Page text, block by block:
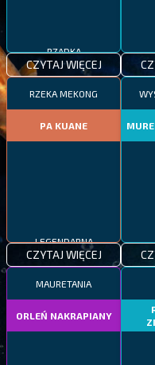
RZADKA
CZYTAJ WIĘCEJ
RZEKA MEKONG
PA KUANE
LEGENDARNA
CZYTAJ WIĘCEJ
MAURETANIA
ORLEŃ NAKRAPIANY